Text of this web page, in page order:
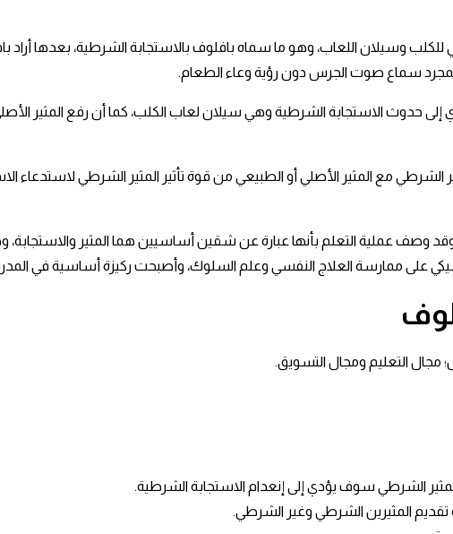
وسيلان اللعاب، وهو ما سماه بافلوف بالاستجابة الشرطية، بعدها أراد
بمجرد سماع صوت الجرس دون رؤية وعاء الطعام.
حدوث الاستجابة الشرطية وهي سيلان لعاب الكلب، كما أن رفع المثير
الشرطي مع المثير الأصلي أو الطبيعي من قوة تأثير المثير الشرطي لاستدعاء
عملية التعلم بأنها عبارة عن شقين أساسيين هما المثير والاستجابة،
على ممارسة العلاج النفسي وعلم السلوك، وأصبحت ركيزة أساسية في
التعليم ومجال التسويق.
الشرطي سوف يؤدي إلى إنعدام الاستجابة الشرطية.
تقديم المثيرين الشرطي وغير الشرطي.